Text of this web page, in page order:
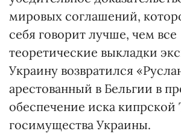
мировых соглашений,
себя говорит лучше, чем все
теоретические выкладки
Украину возвратился
арестованный в Бельгии в
обеспечение иска кипрской
госимущества Украины.